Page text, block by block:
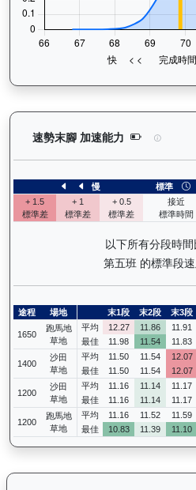
速勢末腳 加速能力 萬里
慢 標準
+ 1.5
標準差
+ 1
標準差
+ 0.5
標準差
接近
標準時間
以下所有分段時
第五班 的標準段
途程 場地 末1段 末2段 末3段
1650
跑馬地
草地
平均 12.27 11.86 11.91
最佳
11.98 11.54 11.83
1400
沙田
草地
平均 11.50 11.54 12.07
最佳
11.50 11.54 12.07
1200
沙田
草地
平均 11.16 11.14 11.17
最佳
11.16 11.14 11.17
1200
跑馬地
草地
平均 11.16 11.52 11.59
最佳
10.83 11.39 11.10